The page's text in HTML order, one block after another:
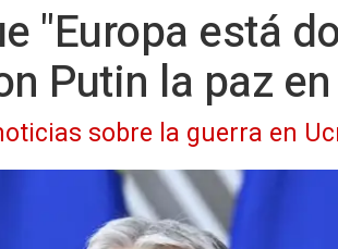
"Europa está
Putin la paz
sobre la guerra en